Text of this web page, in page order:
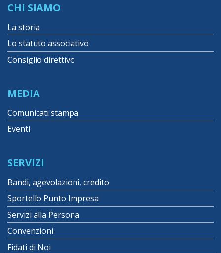
CHI SIAMO
La storia
Lo statuto associativo
Consiglio direttivo
MEDIA
Comunicati stampa
Eventi
SERVIZI
Bandi, agevolazioni, credito
Sportello Punto Impresa
Servizi alla Persona
Convenzioni
Fidati di Noi